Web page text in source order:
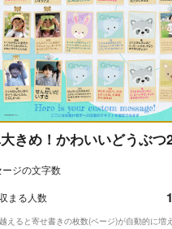
きめ！かわいいどうぶつ
ージの文字数
まる人数
えると寄せ書きの枚数(ページ)が自動的に増え